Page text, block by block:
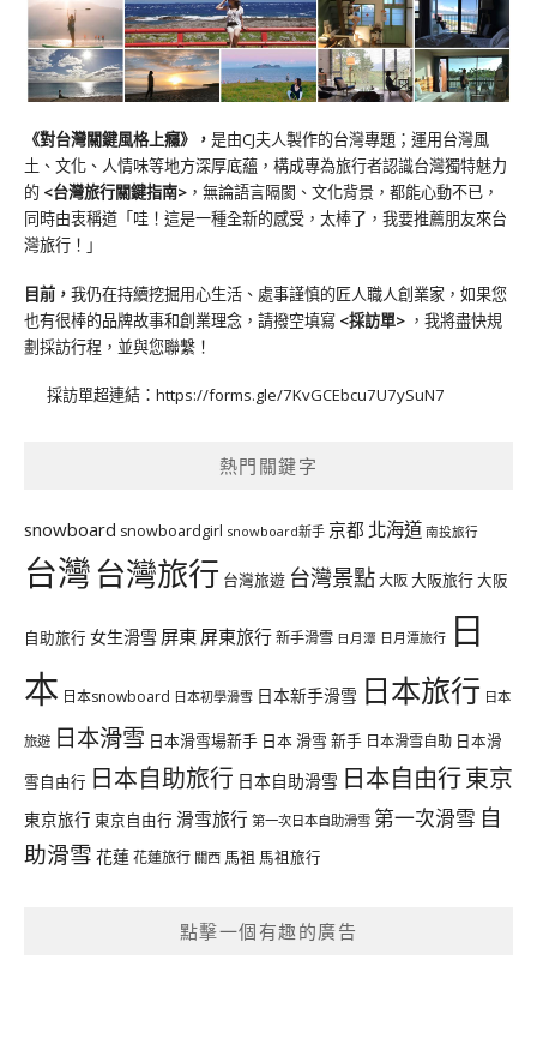
《對台灣關鍵風格上癮》 ， 是由CJ夫人製作的台灣專題；運用台灣風
土、文化、人情味等地方深厚底蘊，構成專為旅行者認識台灣獨特魅力
的 <台灣旅行關鍵指南> ，無論語言隔閡、文化背景，都能心動不已，
同時由衷稱道「哇！這是一種全新的感受，太棒了，我要推薦朋友來台
灣旅行！」
目前， 我仍在持續挖掘用心生活、處事謹慎的匠人職人創業家，如果您
也有很棒的品牌故事和創業理念，請撥空填寫 <採訪單> ，我將盡快規
劃採訪行程，並與您聯繫！
採訪單超連結： https://forms.gle/7KvGCEbcu7U7ySuN7
熱門關鍵字
snowboard snowboardgirl snowboard新手 京都 北海道 南投旅行
台灣台灣旅行 台灣旅遊 台灣景點大阪大阪旅行大阪
自助旅行 女生滑雪 屏東 屏東旅行新手滑雪 日月潭 日月潭旅行 日
本 日本snowboard 日本初學滑雪 日本新手滑雪 日本旅行 日本
旅遊 日本滑雪 日本滑雪場新手 日本 滑雪 新手 日本滑雪自助 日本滑
雪自由行 日本自助旅行 日本自助滑雪 日本自由行東京
東京旅行 東京自由行 滑雪旅行 第一次日本自助滑雪 第一次滑雪 自
助滑雪 花蓮花蓮旅行 關西 馬祖 馬祖旅行
點擊一個有趣的廣告